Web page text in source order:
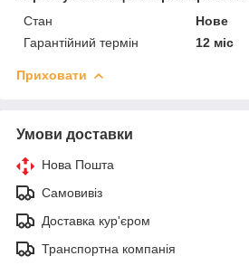
Стан
Нове
Гарантійний термін
12 міс
Приховати
Умови доставки
Нова Пошта
Самовивіз
Доставка кур'єром
Транспортна компанія